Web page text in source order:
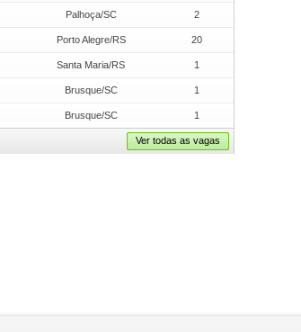
Palhoça/SC 2
Porto Alegre/RS 20
Santa Maria/RS 1
Brusque/SC 1
Brusque/SC 1
Ver todas as vagas